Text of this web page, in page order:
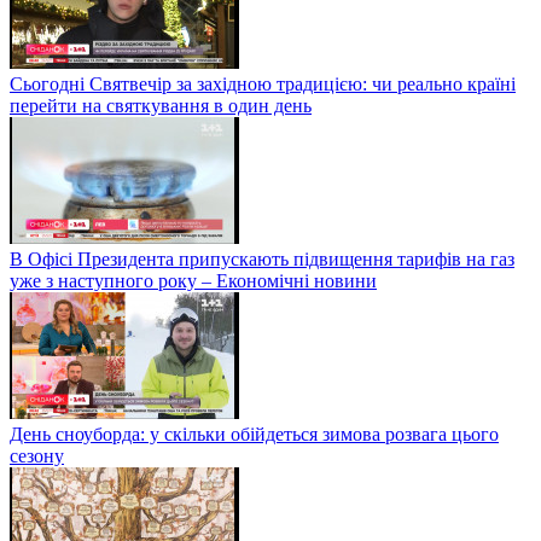
Сьогодні Святвечір за західною традицією: чи реально країні
перейти на святкування в один день
В Офісі Президента припускають підвищення тарифів на газ
уже з наступного року – Економічні новини
День сноуборда: у скільки обійдеться зимова розвага цього
сезону